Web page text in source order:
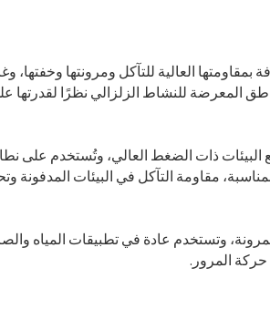
بمقاومتها العالية للتآكل ومرونتها
المعرضة للنشاط الزلزالي نظرًا
مع البيئات ذات الضغط العالي، وتُستخدم
مقاومة التآكل في البيئات
وتستخدم عادة في تطبيقات المياه
المرور.